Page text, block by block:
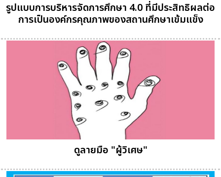
รูปแบบการบริหารจัดการศึกษา 4.0 ที่มีประสิทธิผลต่อ
การเป็นองค์กรคุณภาพของสถานศึกษาเข้มแข็ง
ดูลายมือ "ผู้วิเศษ"